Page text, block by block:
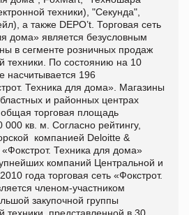
техники), "Секунда",
а также DEPO’t . Торговая сеть
дома» является безусловным
в сегменте розничных продаж
техники. По состоянию на 10
насчитывается 196
Техника для дома». Магазины
и районных центрах
торговая площадь
000 кв. м. Согласно рейтингу,
компанией Deloitte &
«Фокстрот. Техника для дома»
компаний Центральной и
года торговая сеть «Фокстрот.
членом-участником
закупочной группы
техники, представленной в 30